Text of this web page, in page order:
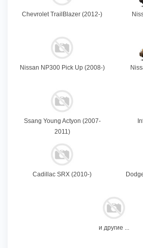
Chevrolet TrailBlazer (2012-)
Nissan NP300 Pick Up (2008-)
Ssang Young Actyon (2007-
2011)
Cadillac SRX (2010-)
и другие ...